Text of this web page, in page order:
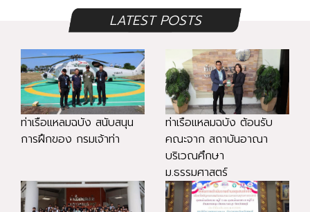
LATEST POSTS
ท่าเรือแหลมฉบัง สนับสนุน
การฝึกของ กรมเจ้าท่า
ท่าเรือแหลมฉบัง ต้อนรับ
คณะจาก สถาบันอาณา
บริเวณศึกษา
ม.ธรรมศาสตร์